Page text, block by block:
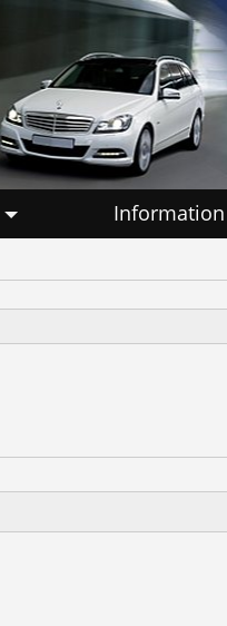
Information